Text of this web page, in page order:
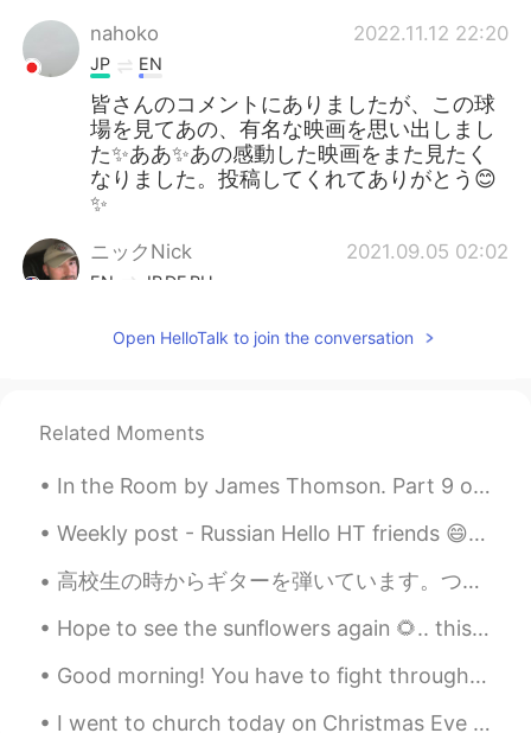
nahoko 2022.11.12 22:20
JP EN
皆さんのコメントにありましたが、この球
場を見てあの、有名な映画を思い出しまし
た✨ああ✨あの感動した映画をまた見たく
なりました。投稿してくれてありがとう😊
✨
ニックNick 2021.09.05 02:02
EN JPDE RU
もちろん“Field of Dreams”見ましたよ。
ニックNick 2021.09.05 01:43
作りました。
katsuya 2021.09.05 01:37
Open HelloTalk to join the conversation
Related Moments
In the Room by James Thomson. Part 9 of 13. This long tirade aroused the bed, Who spoke in de...
Weekly post - Russian Hello HT friends 😄, Welcome to my weekly learning of 🇰🇷🇯🇵🇷🇺 #8 Weekly ...
高校生の時からギターを弾いています。ついに私のギターのエリアが揃え終えました！ フラミンゴのベンチを買いましたが、ちょっと変かな？夏なので良いと思いますが後で後悔するかもしれません。😂 今は...
Hope to see the sunflowers again 🌻.. this a place called Rhosilli; it’s a sunflower project funde...
Good morning! You have to fight through some bad days to earn the best days of your life , so loo...
I went to church today on Christmas Eve and now heading to dinner with my brother and sister. I c...